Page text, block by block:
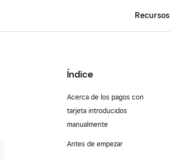
Recursos
Índice
Acerca de los pagos con
tarjeta introducidos
manualmente
Antes de empezar